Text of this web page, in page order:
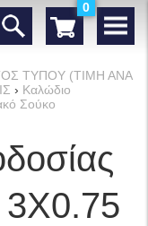
0
ΤΥΠΟΥ (ΤΙΜΗ ΑΝΑ
› Καλώδιο
Σούκο
3Χ0.75